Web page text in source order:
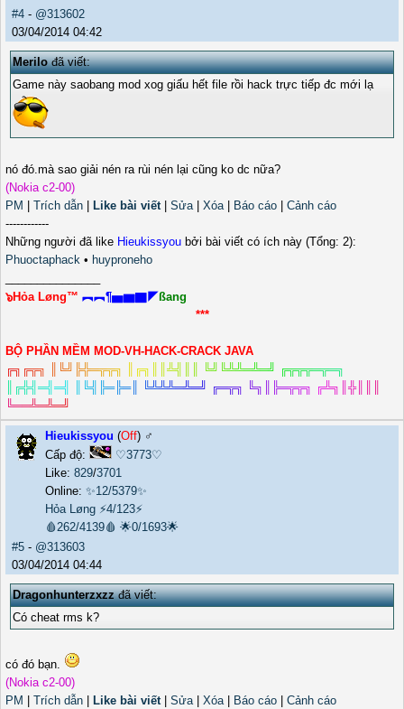
#4 - @313602
03/04/2014 04:42
Merilođã viết:
Game này saobang mod xog giấu hết file rồi hack trực tiếp đc mới lạ
nó đó.mà sao giải nén ra rùi nén lại cũng ko dc nữa?
(Nokia c2-00)
PM
Trích dẫn Like bài viết| Sửa| Xóa| Báo cáo
Cảnh cáo
------------
Những người đã like Hieukissyou bởi bài viết có ích này (Tổng: 2):
Phuoctaphack • huyproneho
๖Hỏa Løng™ ︻︻¶▅▆▇◤ßang
***
BỘ PHẦN MỀM MOD-VH-HACK-CRACK JAVA
╔╗ ╔╦╗ ╚╝ ╠╬═╦╦╗ ╔╗ ╩╣ ╚╝ ╚╩╩═╩═╝ ╔╦╦╦═╦═╗
╔╬╣ ═╣ ═╣ ╚╣ ╠═╠═║ ╚╩╩╩═╩═╝ ╔═╦╗ ╚╗ ╠═╦╦╗ ╔╩╗ ╬║
╚══╩═╩═╝
Hieukissyou (Off) ♂️
Cấp độ:
♡3773♡
Like: 829/3701
Online: ✨12/5379✨
Hỏa Løng ⚡4/123⚡
🩸262/4139🩸 🌟0/1693🌟
#5 - @313603
03/04/2014 04:44
Dragonhunterzxzzđã viết:
Có cheat rms k?
có đó bạn.
(Nokia c2-00)
PM
Trích dẫn Like bài viết| Sửa| Xóa| Báo cáo
Cảnh cáo